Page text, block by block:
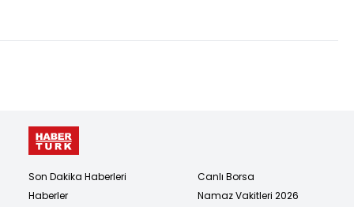
Son Dakika Haberleri
Haberler
Canlı Borsa
Namaz Vakitleri 2026